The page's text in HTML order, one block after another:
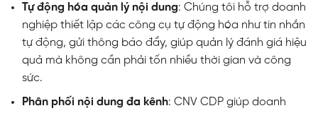
Tự động hóa quản lý nội dung: Chúng tôi hỗ trợ doanh
nghiệp thiết lập các công cụ tự động hóa như tin nhắn
tự động, gửi thông báo đẩy, giúp quản lý đánh giá hiệu
quả mà không cần phải tốn nhiều thời gian và công
sức.
Phân phối nội dung đa kênh: CNV CDP giúp doanh